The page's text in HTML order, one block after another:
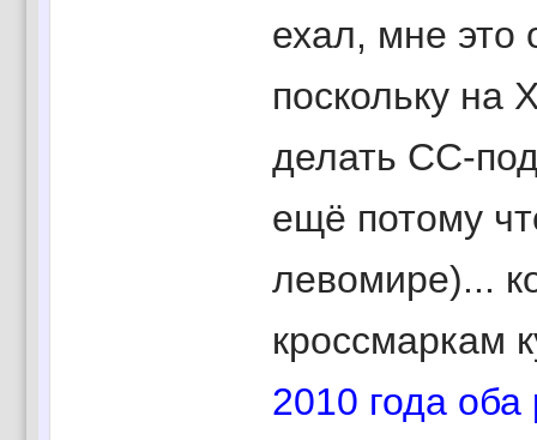
ехал, мне это
поскольку на
делать СС-
ещё потому
левомире)...
кроссмаркам
2010 года